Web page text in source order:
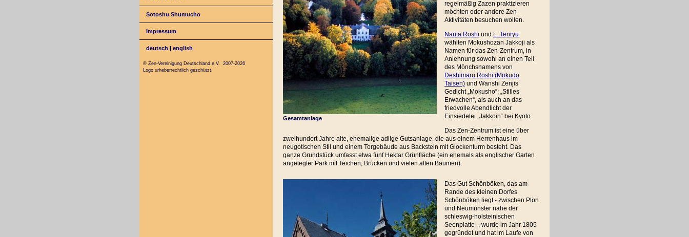
Sotoshu Shumucho
Impressum
deutsch |english
Gesamtanlage
regelmäßig Zazen praktizieren
möchten oder andere Zen-
Aktivitäten besuchen wollen.
Narita Roshi und L. Tenryu
wählten Mokushozan Jakkoji als
Namen für das Zen-Zentrum, in
Anlehnung sowohl an einen Teil
des Mönchsnamens von
Deshimaru Roshi (Mokudo
Taisen) und Wanshi Zenjis
Gedicht „Mokusho“: „Stilles
Erwachen“, als auch an das
friedvolle Abendlicht der
Einsiedelei „Jakkoin“ bei Kyoto.
Das Zen-Zentrum ist eine über
zweihundert Jahre alte, ehemalige adlige Gutsanlage, die aus einem Herrenhaus im
neugotischen Stil und einem Torgebäude aus Backstein mit Glockenturm besteht. Das
ganze Grundstück umfasst etwa fünf Hektar Grünfläche (ein ehemals als englischer Garten
angelegter Park mit Teichen, Brücken und vielen alten Bäumen).
Das Gut Schönböken, das am
Rande des kleinen Dorfes
Schönböken liegt - zwischen Plön
und Neumünster nahe der
schleswig-holsteinischen
Seenplatte -, wurde im Jahr 1805
gegründet und hat im Laufe von
© Zen-Vereinigung Deutschland e.V. 2007-2026
Logo urheberrechtlich geschützt.